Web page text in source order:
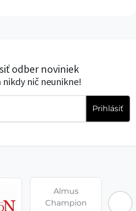
odber noviniek
nikdy nič neunikne!
Prihlásiť
Almus
Champion